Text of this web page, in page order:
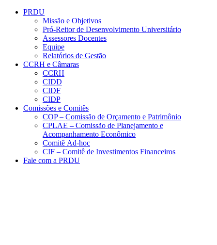
Conteúdo principal
PRDU
Missão e Objetivos
Pró-Reitor de Desenvolvimento Universitário
Assessores Docentes
Equipe
Relatórios de Gestão
CCRH e Câmaras
CCRH
CIDD
CIDF
CIDP
Comissões e Comitês
COP – Comissão de Orçamento e Patrimônio
CPLAE – Comissão de Planejamento e
Acompanhamento Econômico
Comitê Ad-hoc
CIF – Comitê de Investimentos Financeiros
Fale com a PRDU